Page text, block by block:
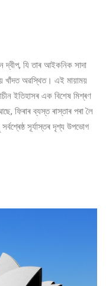
দ্বীপ, যি তাৰ আইকনিক সাদা
খাঁদত অৱস্থিত। এই মায়াময়
ইতিহাসৰ এক বিশেষ মিশ্ৰণ
ফিৰাৰ ব্যস্ত ৰাস্তাৰ পৰা লৈ
সূৰ্যাস্তৰ দৃশ্য উপভোগ